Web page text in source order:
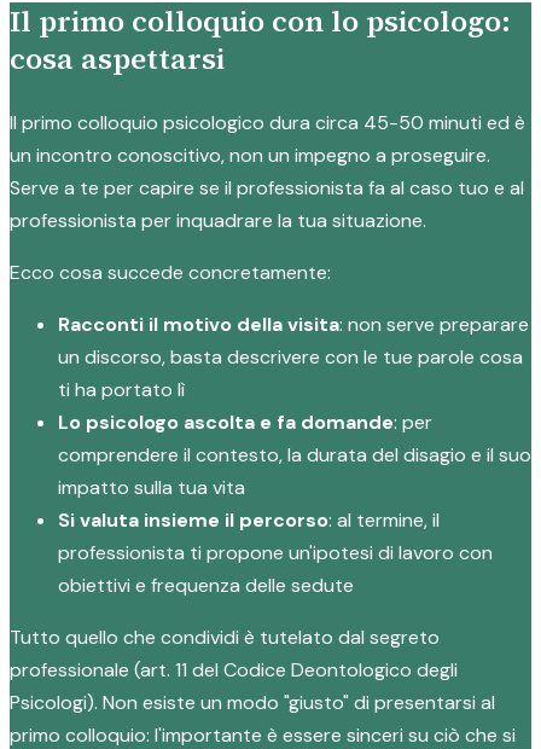
Il primo colloquio con lo psicologo:
cosa aspettarsi
Il primo colloquio psicologico dura circa 45-50 minuti ed è
un incontro conoscitivo, non un impegno a proseguire.
Serve a te per capire se il professionista fa al caso tuo e al
professionista per inquadrare la tua situazione.
Ecco cosa succede concretamente:
Racconti il motivo della visita: non serve preparare
un discorso, basta descrivere con le tue parole cosa
ti ha portato lì
Lo psicologo ascolta e fa domande: per
comprendere il contesto, la durata del disagio e il suo
impatto sulla tua vita
Si valuta insieme il percorso: al termine, il
professionista ti propone un'ipotesi di lavoro con
obiettivi e frequenza delle sedute
Tutto quello che condividi è tutelato dal segreto
professionale (art. 11 del Codice Deontologico degli
Psicologi). Non esiste un modo "giusto" di presentarsi al
primo colloquio: l'importante è essere sinceri su ciò che si